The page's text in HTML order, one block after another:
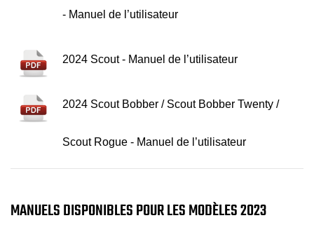
- Manuel de l’utilisateur
2024 Scout - Manuel de l’utilisateur
2024 Scout Bobber / Scout Bobber Twenty /
Scout Rogue - Manuel de l’utilisateur
MANUELS DISPONIBLES POUR LES MODÈLES 2023